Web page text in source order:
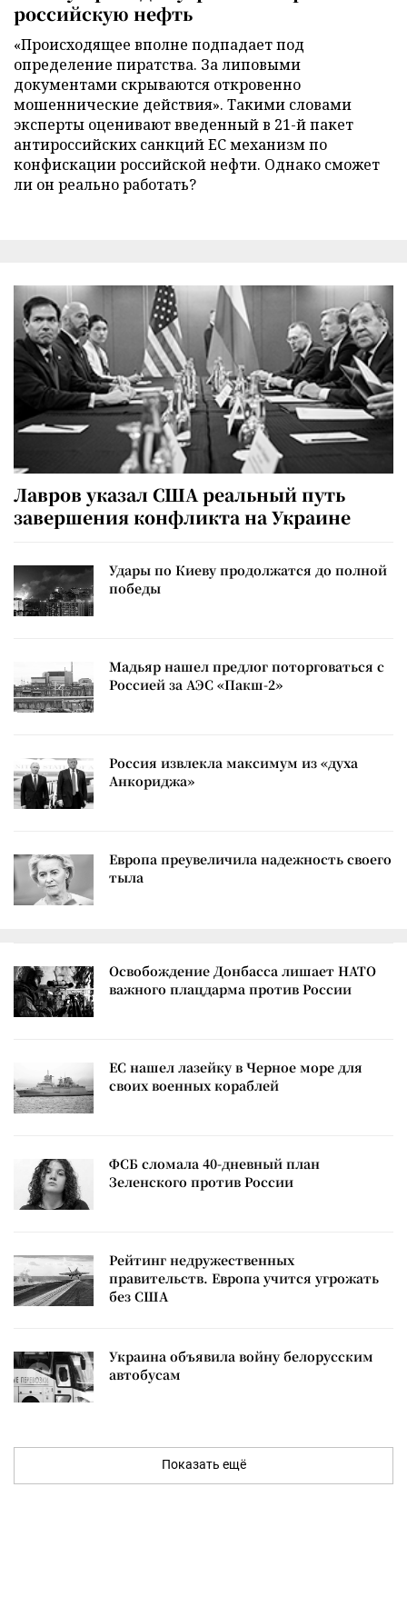
российскую нефть
«Происходящее вполне подпадает под
определение пиратства. За липовыми
документами скрываются откровенно
мошеннические действия». Такими словами
эксперты оценивают введенный в 21-й пакет
антироссийских санкций ЕС механизм по
конфискации российской нефти. Однако сможет
ли он реально работать?
Лавров указал США реальный путь
завершения конфликта на Украине
Удары по Киеву продолжатся до полной
победы
Мадьяр нашел предлог поторговаться с
Россией за АЭС «Пакш-2»
Россия извлекла максимум из «духа
Анкориджа»
Европа преувеличила надежность своего
тыла
Освобождение Донбасса лишает НАТО
важного плацдарма против России
ЕС нашел лазейку в Черное море для
своих военных кораблей
ФСБ сломала 40-дневный план
Зеленского против России
Рейтинг недружественных
правительств. Европа учится угрожать
без США
Украина объявила войну белорусским
автобусам
Показать ещё